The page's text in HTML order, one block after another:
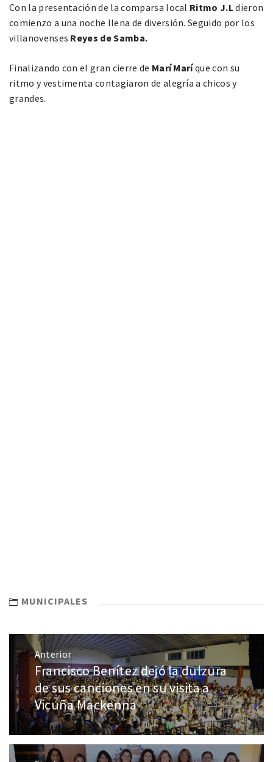
Con la presentación de la comparsa local Ritmo J.Ldieron
comienzo a una noche llena de diversión. Seguido por los
villanovenses Reyes de Samba.
Finalizando con el gran cierre de Marí Maríque con su
ritmo y vestimenta contagiaron de alegría a chicos y
grandes.
MUNICIPALES
Anterior
Francisco Benítez dejó la dulzura
de sus canciones en su visita a
Vicuña Mackenna